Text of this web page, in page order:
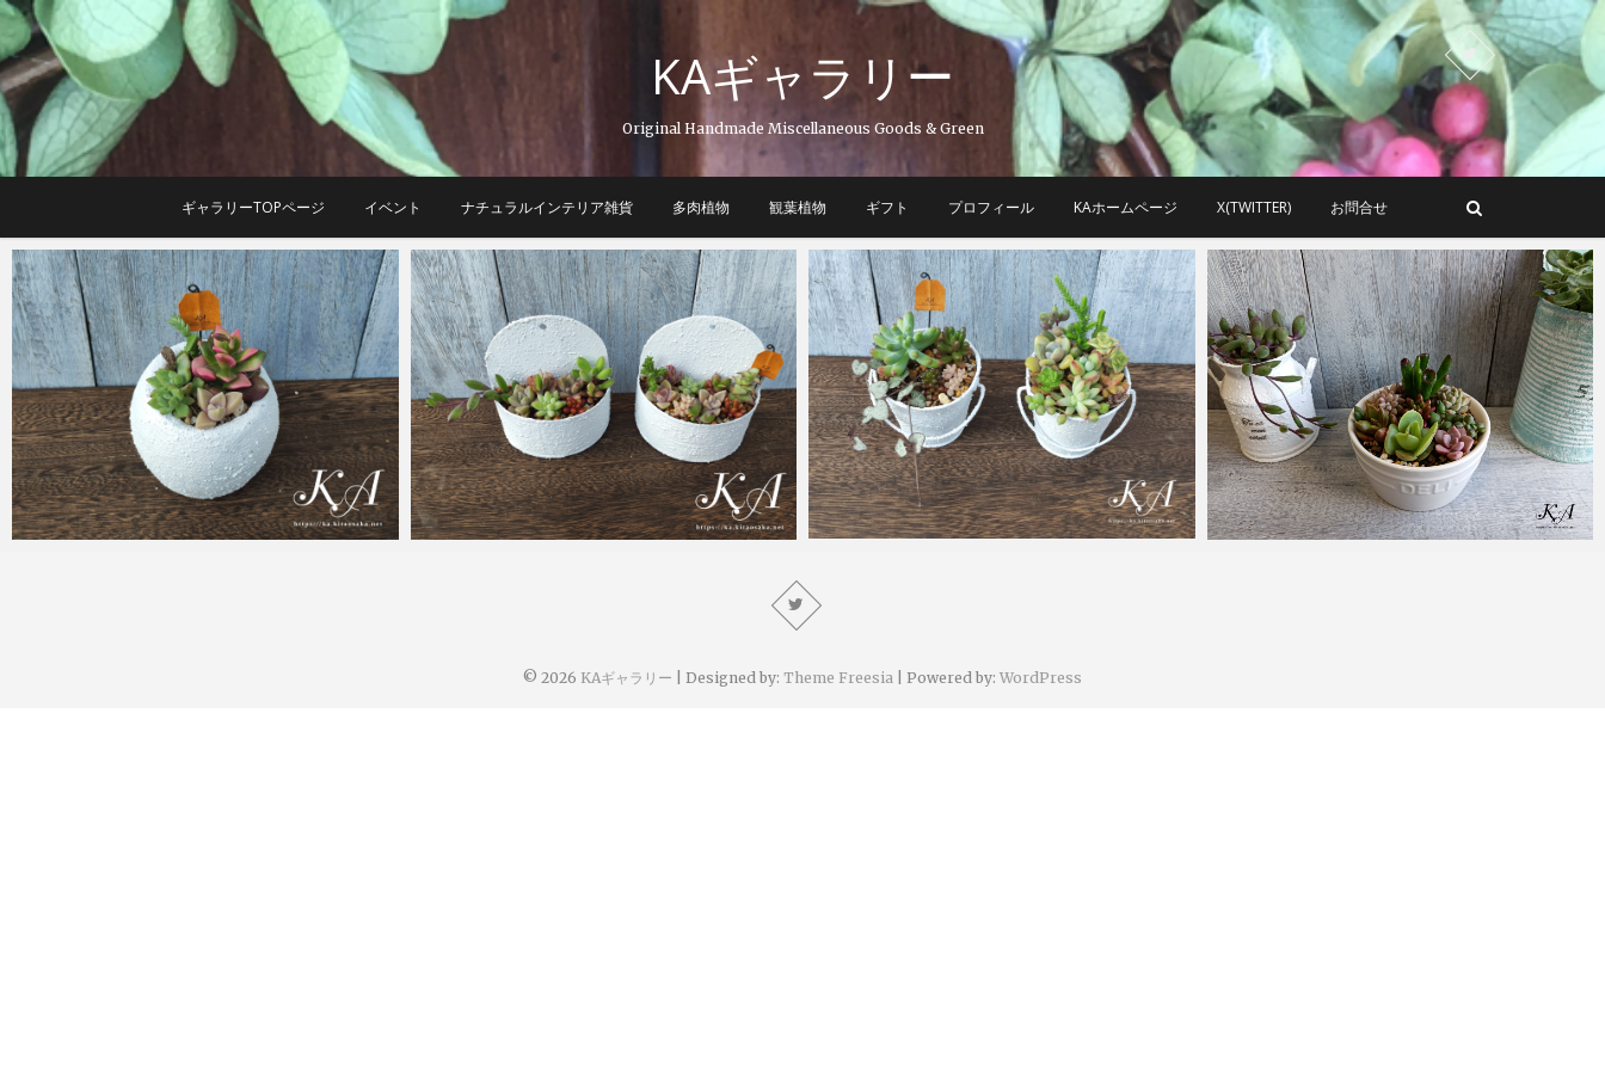
Skip
to
content
KAギャラリー
Original Handmade Miscellaneous Goods & Green
ギャラリーTOPページ イベント ナチュラルインテリア雑貨 多肉植物 観葉植物 ギフト プロフィール KAホームページ X(TWITTER) お問合せ
© 2026 KAギャラリー | Designed by: Theme Freesia | Powered by: WordPress